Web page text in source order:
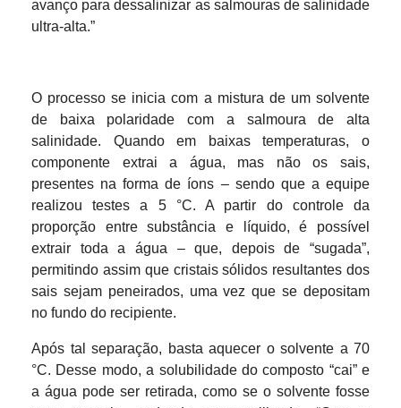
avanço para dessalinizar as salmouras de salinidade
ultra-alta.”
O processo se inicia com a mistura de um solvente
de baixa polaridade com a salmoura de alta
salinidade. Quando em baixas temperaturas, o
componente extrai a água, mas não os sais,
presentes na forma de íons – sendo que a equipe
realizou testes a 5 °C. A partir do controle da
proporção entre substância e líquido, é possível
extrair toda a água – que, depois de “sugada”,
permitindo assim que cristais sólidos resultantes dos
sais sejam peneirados, uma vez que se depositam
no fundo do recipiente.
Após tal separação, basta aquecer o solvente a 70
°C. Desse modo, a solubilidade do composto “cai” e
a água pode ser retirada, como se o solvente fosse